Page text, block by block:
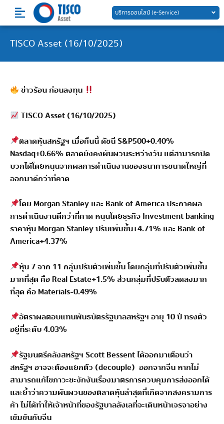
content
บริการออนไลน์ (e-Service)
TISCO Asset (16/10/2025)
ข่าวร้อน ก่อนลงทุน
TISCO Asset (16/10/2025)
ตลาดหุ้นสหรัฐฯ เมื่อคืนนี้ ดัชนี S&P500+0.40%
Nasdaq+0.66% ตลาดยังคงผันผวนระหว่างวัน แต่สามารถปิด
บวกได้โดยหนุนจากผลการดำเนินงานของธนาคารขนาดใหญ่ที่
ออกมาดีกว่าที่คาด
โดย Morgan Stanley และ Bank of America ประกาศผล
การดำเนินงานดีกว่าที่คาด หนุนโดยธุรกิจ Investment banking
ราคาหุ้น Morgan Stanley ปรับเพิ่มขึ้น+4.71% และ Bank of
America+4.37%
หุ้น 7 จาก 11 กลุ่มปรับตัวเพิ่มขึ้น โดยกลุ่มที่ปรับตัวเพิ่มขึ้น
มากที่สุด คือ Real Estate+1.5% ส่วนกลุ่มที่ปรับตัวลดลงมาก
ที่สุด คือ Materials-0.49%
อัตราผลตอบแทนพันธบัตรรัฐบาลสหรัฐฯ อายุ 10 ปี ทรงตัว
อยู่ที่ระดับ 4.03%
รัฐมนตรีคลังสหรัฐฯ Scott Bessent ได้ออกมาเตือนว่า
สหรัฐฯ อาจจะต้องแยกตัว (decouple) ออกจากจีน หากไม่
สามารถแก้ไขภาวะชะงักงันเรื่องมาตรการควบคุมการส่งออกได้
และย้ำว่าความผันผวนของตลาดหุ้นล่าสุดที่เกิดจากสงครามการ
ค้า ไม่ได้ทำให้เจ้าหน้าที่ของรัฐบาลลังเลที่จะเดินหน้าเจรจาอย่าง
เข้มข้นกับจีน